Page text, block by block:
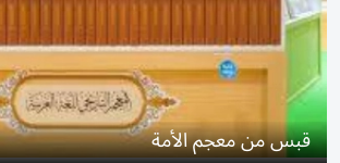
قبس من معجم الأمة